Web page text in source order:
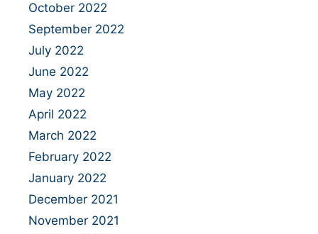
October 2022
September 2022
July 2022
June 2022
May 2022
April 2022
March 2022
February 2022
January 2022
December 2021
November 2021